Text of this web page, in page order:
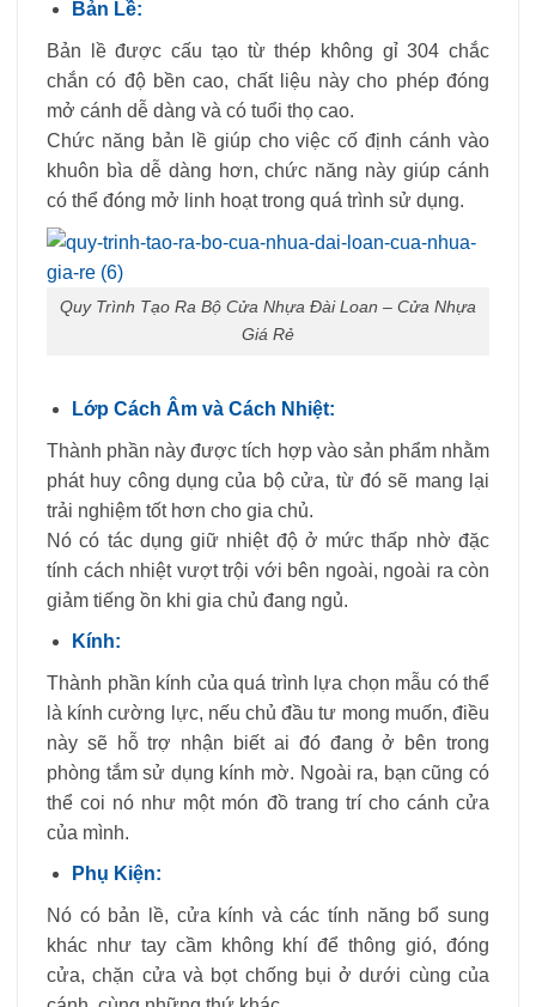
Bản Lề:
Bản lề được cấu tạo từ thép không gỉ 304 chắc
chắn có độ bền cao, chất liệu này cho phép đóng
mở cánh dễ dàng và có tuổi thọ cao.
Chức năng bản lề giúp cho việc cố định cánh vào
khuôn bìa dễ dàng hơn, chức năng này giúp cánh
có thể đóng mở linh hoạt trong quá trình sử dụng.
Quy Trình Tạo Ra Bộ Cửa Nhựa Đài Loan – Cửa Nhựa
Giá Rẻ
Lớp Cách Âm và Cách Nhiệt:
Thành phần này được tích hợp vào sản phẩm nhằm
phát huy công dụng của bộ cửa, từ đó sẽ mang lại
trải nghiệm tốt hơn cho gia chủ.
Nó có tác dụng giữ nhiệt độ ở mức thấp nhờ đặc
tính cách nhiệt vượt trội với bên ngoài, ngoài ra còn
giảm tiếng ồn khi gia chủ đang ngủ.
Kính:
Thành phần kính của quá trình lựa chọn mẫu có thể
là kính cường lực, nếu chủ đầu tư mong muốn, điều
này sẽ hỗ trợ nhận biết ai đó đang ở bên trong
phòng tắm sử dụng kính mờ. Ngoài ra, bạn cũng có
thể coi nó như một món đồ trang trí cho cánh cửa
của mình.
Phụ Kiện:
Nó có bản lề, cửa kính và các tính năng bổ sung
khác như tay cầm không khí để thông gió, đóng
cửa, chặn cửa và bọt chống bụi ở dưới cùng của